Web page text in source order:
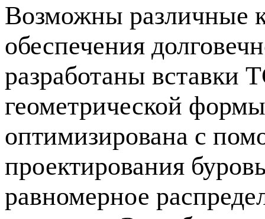
Возможны различные
обеспечения
разработаны вставки
геометрической
оптимизирована с
проектирования
равномерное